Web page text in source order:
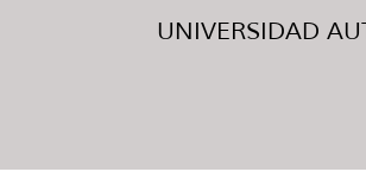
UNIVERSIDAD